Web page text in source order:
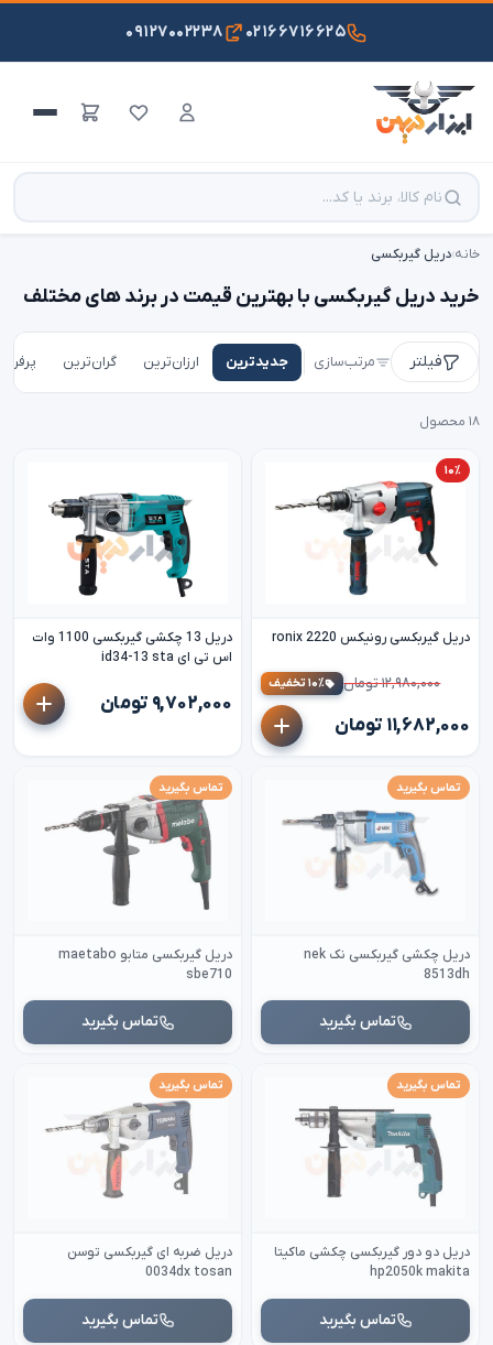
۰۲۱۶۶۷۱۶۶۲۵ ۰۹۱۲۷۰۰۲۲۳۸
خانه›دریل گیربکسی
خرید دریل گیربکسی با بهترین قیمت در برند های مختلف
فیلتر مرتب‌سازی جدیدترین ارزان‌ترین گران‌ترین
۱۸ محصول
۱۰٪
دریل گیربکسی رونیکس ronix 2220
۱۲,۹۸۰,۰۰۰ تومان ۱۰٪ تخفیف
۱۱,۶۸۲,۰۰۰ تومان
دریل 13 چکشی گیربکسی 1100 وات
اس تی ای id34-13 sta
۹,۷۰۲,۰۰۰ تومان
تماس بگیرید
دریل چکشی گیربکسی نک nek
8513dh
تماس بگیرید
تماس بگیرید
دریل گیربکسی متابو maetabo
sbe710
تماس بگیرید
تماس بگیرید
دریل دو دور گیربکسی چکشی ماکیتا
hp2050k makita
تماس بگیرید
تماس بگیرید
دریل ضربه ای گیربکسی توسن
0034dx tosan
تماس بگیرید